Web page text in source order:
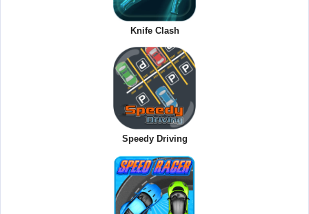
Knife Clash
Speedy Driving